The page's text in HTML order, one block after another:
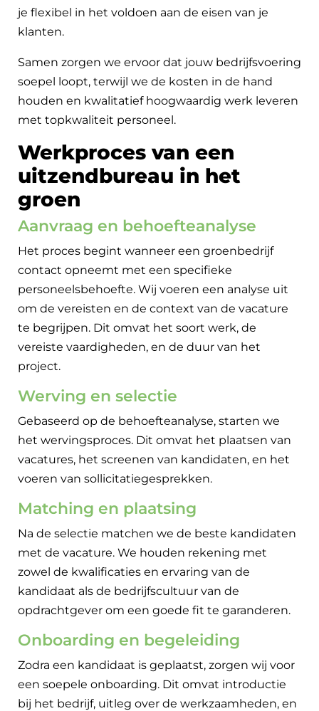
je flexibel in het voldoen aan de eisen van je
klanten.
Samen zorgen we ervoor dat jouw bedrijfsvoering
soepel loopt, terwijl we de kosten in de hand
houden en kwalitatief hoogwaardig werk leveren
met topkwaliteit personeel.
Werkproces van een
uitzendbureau in het
groen
Aanvraag en behoefteanalyse
Het proces begint wanneer een groenbedrijf
contact opneemt met een specifieke
personeelsbehoefte. Wij voeren een analyse uit
om de vereisten en de context van de vacature
te begrijpen. Dit omvat het soort werk, de
vereiste vaardigheden, en de duur van het
project.
Werving en selectie
Gebaseerd op de behoefteanalyse, starten we
het wervingsproces. Dit omvat het plaatsen van
vacatures, het screenen van kandidaten, en het
voeren van sollicitatiegesprekken.
Matching en plaatsing
Na de selectie matchen we de beste kandidaten
met de vacature. We houden rekening met
zowel de kwalificaties en ervaring van de
kandidaat als de bedrijfscultuur van de
opdrachtgever om een goede fit te garanderen.
Onboarding en begeleiding
Zodra een kandidaat is geplaatst, zorgen wij voor
een soepele onboarding. Dit omvat introductie
bij het bedrijf, uitleg over de werkzaamheden, en